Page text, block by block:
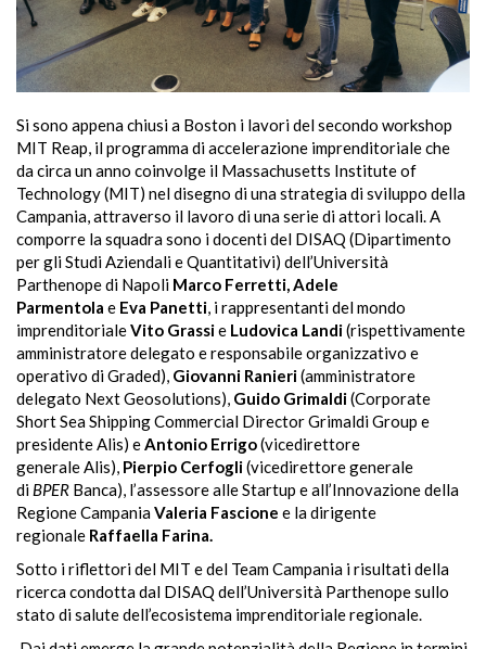
Si sono appena chiusi a Boston i lavori del secondo workshop
MIT Reap, il programma di accelerazione imprenditoriale che
da circa un anno coinvolge il Massachusetts Institute of
Technology (MIT) nel disegno di una strategia di sviluppo della
Campania, attraverso il lavoro di una serie di attori locali. A
comporre la squadra sono i docenti del DISAQ (Dipartimento
per gli Studi Aziendali e Quantitativi) dell’Università
Parthenope di Napoli Marco Ferretti, Adele
Parmentola e Eva Panetti , i rappresentanti del mondo
imprenditorialeVito Grassie Ludovica Landi(rispettivamente
amministratore delegato e responsabile organizzativo e
operativo di Graded), Giovanni Ranieri(amministratore
delegato Next Geosolutions), Guido Grimaldi(Corporate
Short Sea Shipping Commercial Director Grimaldi Group e
presidente Alis) e Antonio Errigo(vicedirettore
generale Alis), Pierpio Cerfogli(vicedirettore generale
di BPER Banca), l’assessore alle Startup e all’Innovazione della
Regione CampaniaValeria Fascione e la dirigente
regionale Raffaella Farina.
Sotto i riflettori del MIT e del Team Campania i risultati della
ricerca condotta dal DISAQ dell’Università Parthenope sullo
stato di salute dell’ecosistema imprenditoriale regionale.